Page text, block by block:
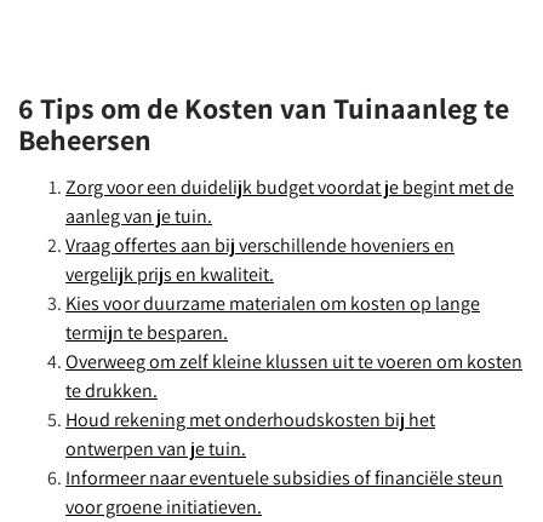
6 Tips om de Kosten van Tuinaanleg te
Beheersen
Zorg voor een duidelijk budget voordat je begint met de
aanleg van je tuin.
Vraag offertes aan bij verschillende hoveniers en
vergelijk prijs en kwaliteit.
Kies voor duurzame materialen om kosten op lange
termijn te besparen.
Overweeg om zelf kleine klussen uit te voeren om kosten
te drukken.
Houd rekening met onderhoudskosten bij het
ontwerpen van je tuin.
Informeer naar eventuele subsidies of financiële steun
voor groene initiatieven.